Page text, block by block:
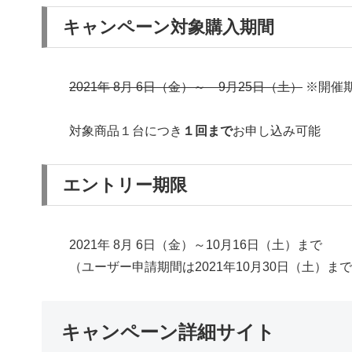
キャンペーン対象購入期間
2021年 8月 6日（金）～ 9月25日（土） ※開催
対象商品１台につき １回までお申し込み可能
エントリー期限
2021年 8月 6日（金）～10月16日（土）まで
（ユーザー申請期間は2021年10月30日（土）まで
キャンペーン詳細サイト